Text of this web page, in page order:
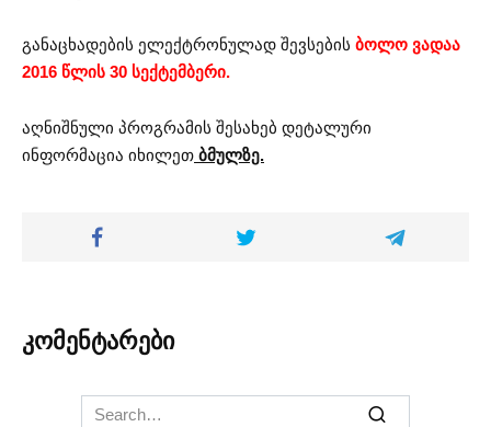
განაცხადების ელექტრონულად შევსების ბოლო ვადაა
2016 წლის 30 სექტემბერი.
აღნიშნული პროგრამის შესახებ დეტალური
ინფორმაცია იხილეთ ბმულზე.
კომენტარები
Search